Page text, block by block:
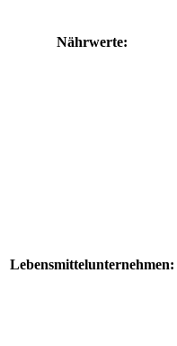
Nährwerte:
Lebensmittelunternehmen: